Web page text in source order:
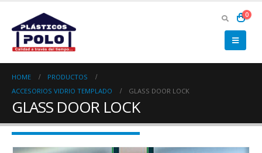
0
HOME
PRODUCTOS
ACCESORIOS VIDRIO TEMPLADO
GLASS DOOR LOCK
GLASS DOOR LOCK